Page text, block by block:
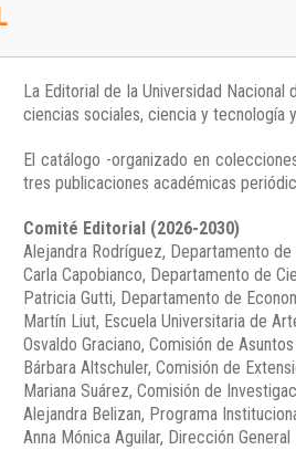
La Editorial de la Universidad
ciencias sociales, ciencia y tecnología
El catálogo -organizado en
tres publicaciones académicas
Comité Editorial (2026-2030)
Alejandra Rodríguez, Departamento de
Carla Capobianco, Departamento de
Patricia Gutti, Departamento de
Martín Liut, Escuela Universitaria de
Osvaldo Graciano, Comisión de
Bárbara Altschuler, Comisión de
Mariana Suárez, Comisión de
Alejandra Belizan, Programa
Anna Mónica Aguilar, Dirección General